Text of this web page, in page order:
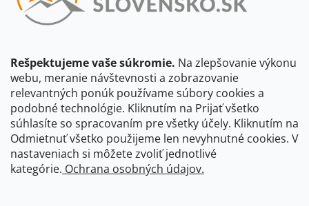
Rešpektujeme vaše súkromie. Na zlepšovanie výkonu
webu, meranie návštevnosti a zobrazovanie
relevantných ponúk používame súbory cookies a
podobné technológie. Kliknutím na Prijať všetko
súhlasíte so spracovaním pre všetky účely. Kliknutím na
Odmietnuť všetko použijeme len nevyhnutné cookies. V
nastaveniach si môžete zvoliť jednotlivé
kategórie. Ochrana osobných údajov.
Beriem na vedomie, že adresa bude spracovaná za účelom
údajov dostupnými na tejto stránke.
Prihlásiť sa
CBS Slovensko CBS Česko Shocart
VKÚ Mapy Harmanec
Čarovné Česko